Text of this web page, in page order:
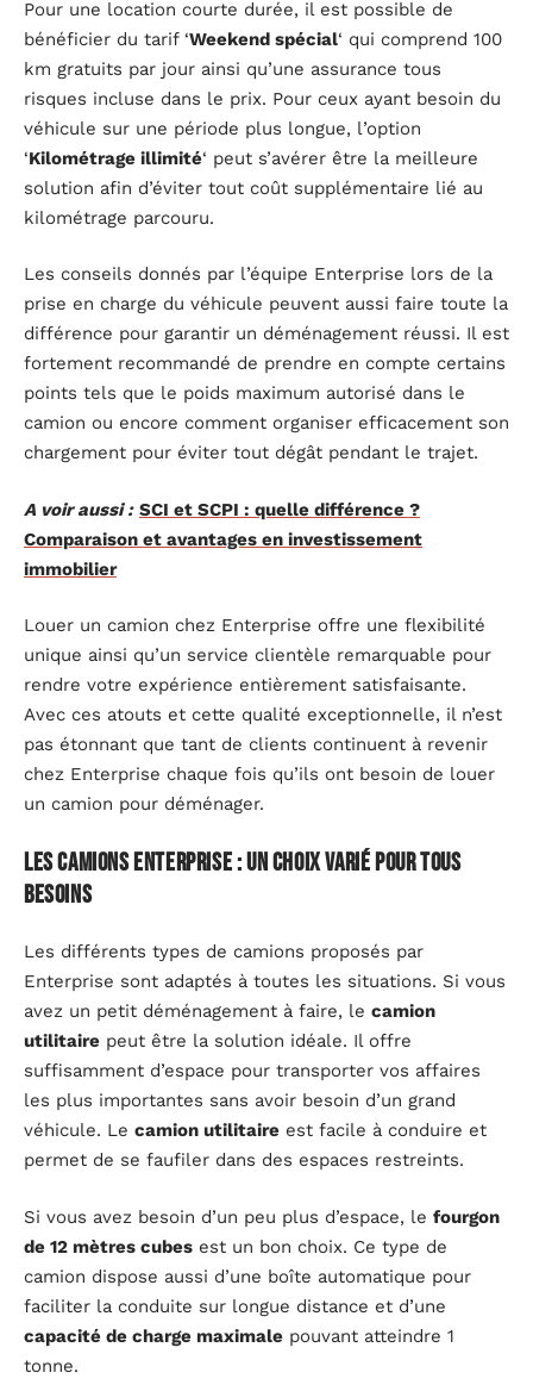
Pour une location courte durée, il est possible de
bénéficier du tarif ‘Weekend spécial‘ qui comprend 100
km gratuits par jour ainsi qu’une assurance tous
risques incluse dans le prix. Pour ceux ayant besoin du
véhicule sur une période plus longue, l’option
‘Kilométrage illimité‘ peut s’avérer être la meilleure
solution afin d’éviter tout coût supplémentaire lié au
kilométrage parcouru.
Les conseils donnés par l’équipe Enterprise lors de la
prise en charge du véhicule peuvent aussi faire toute la
différence pour garantir un déménagement réussi. Il est
fortement recommandé de prendre en compte certains
points tels que le poids maximum autorisé dans le
camion ou encore comment organiser efficacement son
chargement pour éviter tout dégât pendant le trajet.
A voir aussi : SCI et SCPI : quelle différence ?
Comparaison et avantages en investissement
immobilier
Louer un camion chez Enterprise offre une flexibilité
unique ainsi qu’un service clientèle remarquable pour
rendre votre expérience entièrement satisfaisante.
Avec ces atouts et cette qualité exceptionnelle, il n’est
pas étonnant que tant de clients continuent à revenir
chez Enterprise chaque fois qu’ils ont besoin de louer
un camion pour déménager.
Les camions Enterprise : un choix varié pour tous
besoins
Les différents types de camions proposés par
Enterprise sont adaptés à toutes les situations. Si vous
avez un petit déménagement à faire, le camion
utilitaire peut être la solution idéale. Il offre
suffisamment d’espace pour transporter vos affaires
les plus importantes sans avoir besoin d’un grand
véhicule. Le camion utilitaire est facile à conduire et
permet de se faufiler dans des espaces restreints.
Si vous avez besoin d’un peu plus d’espace, le fourgon
de 12 mètres cubes est un bon choix. Ce type de
camion dispose aussi d’une boîte automatique pour
faciliter la conduite sur longue distance et d’une
capacité de charge maximale pouvant atteindre 1
tonne.